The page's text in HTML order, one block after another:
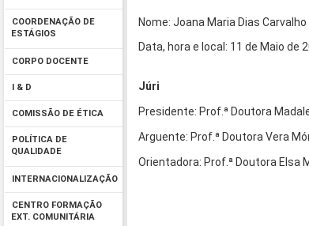
COORDENAÇÃO DE
ESTÁGIOS
CORPO DOCENTE
I & D
COMISSÃO DE ÉTICA
POLÍTICA DE
QUALIDADE
INTERNACIONALIZAÇÃO
CENTRO FORMAÇÃO
EXT. COMUNITÁRIA
Nome: Joana Maria Dias Carvalho
Data, hora e local: 11 de Maio de
Júri
Presidente: Prof.ª Doutora
Arguente: Prof.ª Doutora Vera
Orientadora: Prof.ª Doutora Elsa